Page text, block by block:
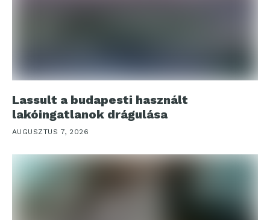
Lassult a budapesti használt
lakóingatlanok drágulása
AUGUSZTUS 7, 2026